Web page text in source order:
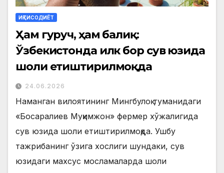
ИҚТИСОДИЁТ
Ҳам гуруч, ҳам балиқ:
Ўзбекистонда илк бор сув юзида
шоли етиштирилмоқда
24.06.2026
Наманган вилоятининг Мингбулоқ туманидаги
«Босаралиев Муқимжон» фермер хўжалигида
сув юзида шоли етиштирилмоқда. Ушбу
тажрибанинг ўзига хослиги шундаки, сув
юзидаги махсус мосламаларда шоли